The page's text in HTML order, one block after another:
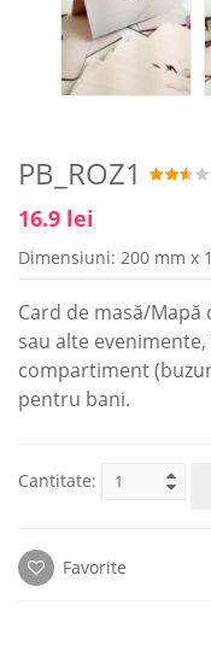
PB_ROZ1
16.9 lei
Dimensiuni: 200 mm x
Card de masă/
sau alte
compartiment
pentru bani.
Cantitate:
Favorite